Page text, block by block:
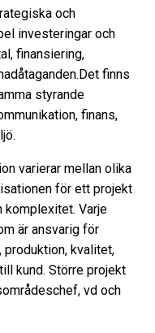
och
investeringar och
finansiering,
finns
styrande
finans,
varierar mellan olika
för ett projekt
komplexitet. Varje
är ansvarig för
produktion, kvalitet,
kund. Större projekt
vd och